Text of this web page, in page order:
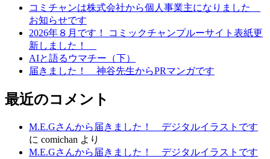
コミチャンは株式会社から個人事業主になりました
お知らせです
2026年８月です！ コミックチャンプルーサイト表紙更
新しました！
AIと語るウマチー（下）
届きました！ 神谷先生からPRマンガです
最近のコメント
M.E.Gさんから届きました！ デジタルイラストです
に comichan より
M.E.Gさんから届きました！ デジタルイラストです